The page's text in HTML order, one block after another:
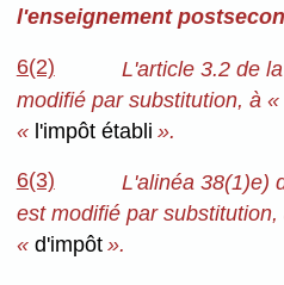
l'enseignement
6(2)
L'article 3.2 de
modifié par substitution, à «
« l'impôt établi ».
6(3)
L'alinéa 38(1)e)
est modifié par substitution,
« d'impôt».